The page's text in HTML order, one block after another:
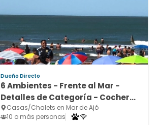
Dueño Directo
6 Ambientes - Frente al Mar -
Detalles de Categoría - Cochera
Cubierta
Casas/Chalets en Mar de Ajó
10 o más personas